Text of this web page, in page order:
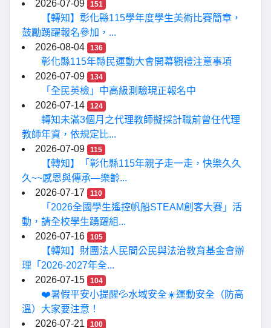
2026-07-09 151
【轉知】彰化縣115學年度學生美術比賽簡章，
鼓勵踴躍報名參加，...
2026-08-04
136
彰化縣115年縣民運動大會開幕觀禮注意事項
2026-07-09
134
「全民英檢」中高級測驗現正報名中
2026-07-14
124
轉知未滿3個月之代理教師擬採計職前曾任代理
教師年資，依規定比...
2026-07-09
115
【轉知】「彰化縣115年親子走一走，快樂久久
久~~感恩與傳承—樂齡...
2026-07-17
110
「2026全國學生遙控帆船STEAM創客大賽」活
動，請全校學生踴躍組...
2026-07-16
105
【轉知】財團法人民間公民與法治教育基金會辦
理「2026-2027年全...
2026-07-15
104
❤️暑假平安小提醒💦水域安全☀️運動安全（防高
溫）大家要注意！
2026-07-21
100